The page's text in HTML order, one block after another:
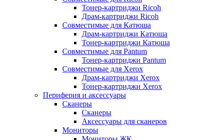
Тонер-картриджи Ricoh
Драм-картриджи Ricoh
Совместимые для Катюша
Драм-картриджи Катюша
Тонер-картриджи Катюша
Совместимые для Pantum
Тонер-картриджи Pantum
Совместимые для Xerox
Драм-картриджи Xerox
Тонер-картриджи Xerox
Периферия и аксессуары
Сканеры
Сканеры
Аксессуары для сканеров
Мониторы